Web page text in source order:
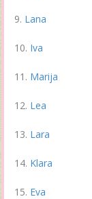
Lana
Iva
Marija
Lea
Lara
Klara
Eva